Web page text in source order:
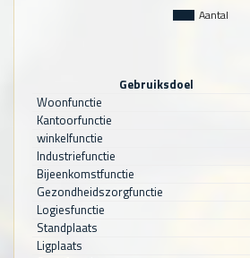
Aantal
Gebruiksdoel
Woonfunctie
Kantoorfunctie
winkelfunctie
Industriefunctie
Bijeenkomstfunctie
Gezondheidszorgfunctie
Logiesfunctie
Standplaats
Ligplaats